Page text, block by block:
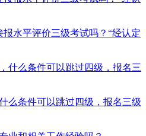
水平评价三级考试吗？“经认定
么条件可以跳过四级，报名三级